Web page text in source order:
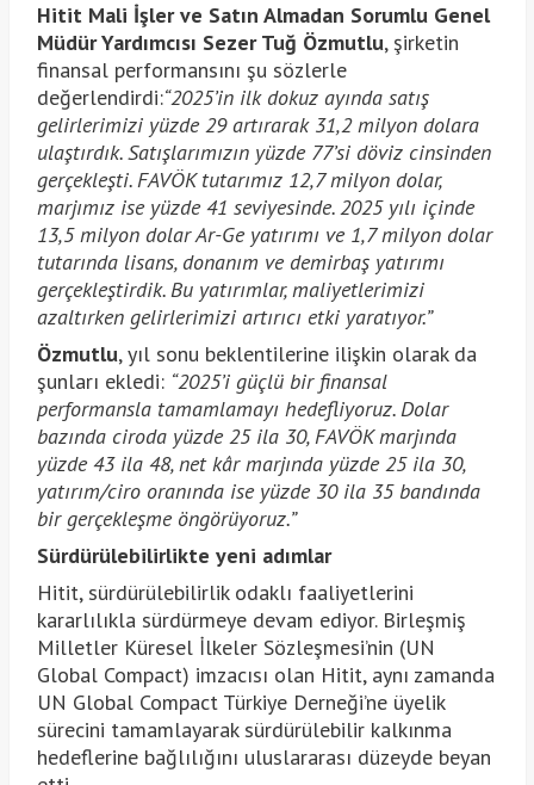
Hitit Mali İşler ve Satın Almadan Sorumlu Genel
Müdür Yardımcısı Sezer Tuğ Özmutlu, şirketin
finansal performansını şu sözlerle
değerlendirdi:“2025’in ilk dokuz ayında satış
gelirlerimizi yüzde 29 artırarak 31,2 milyon dolara
ulaştırdık. Satışlarımızın yüzde 77’si döviz cinsinden
gerçekleşti. FAVÖK tutarımız 12,7 milyon dolar,
marjımız ise yüzde 41 seviyesinde. 2025 yılı içinde
13,5 milyon dolar Ar-Ge yatırımı ve 1,7 milyon dolar
tutarında lisans, donanım ve demirbaş yatırımı
gerçekleştirdik. Bu yatırımlar, maliyetlerimizi
azaltırken gelirlerimizi artırıcı etki yaratıyor.”
Özmutlu, yıl sonu beklentilerine ilişkin olarak da
şunları ekledi: “2025’i güçlü bir finansal
performansla tamamlamayı hedefliyoruz. Dolar
bazında ciroda yüzde 25 ila 30, FAVÖK marjında
yüzde 43 ila 48, net kâr marjında yüzde 25 ila 30,
yatırım/ciro oranında ise yüzde 30 ila 35 bandında
bir gerçekleşme öngörüyoruz.”
Sürdürülebilirlikte yeni adımlar
Hitit, sürdürülebilirlik odaklı faaliyetlerini
kararlılıkla sürdürmeye devam ediyor. Birleşmiş
Milletler Küresel İlkeler Sözleşmesi’nin (UN
Global Compact) imzacısı olan Hitit, aynı zamanda
UN Global Compact Türkiye Derneği’ne üyelik
sürecini tamamlayarak sürdürülebilir kalkınma
hedeflerine bağlılığını uluslararası düzeyde beyan